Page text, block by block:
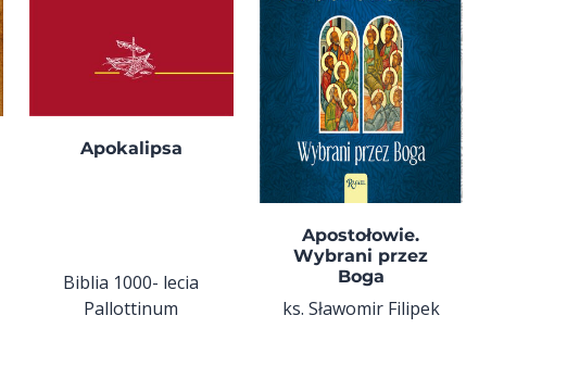
Apokalipsa
Biblia 1000- lecia
Pallottinum
Apostołowie.
Wybrani przez
Boga
ks. Sławomir Filipek